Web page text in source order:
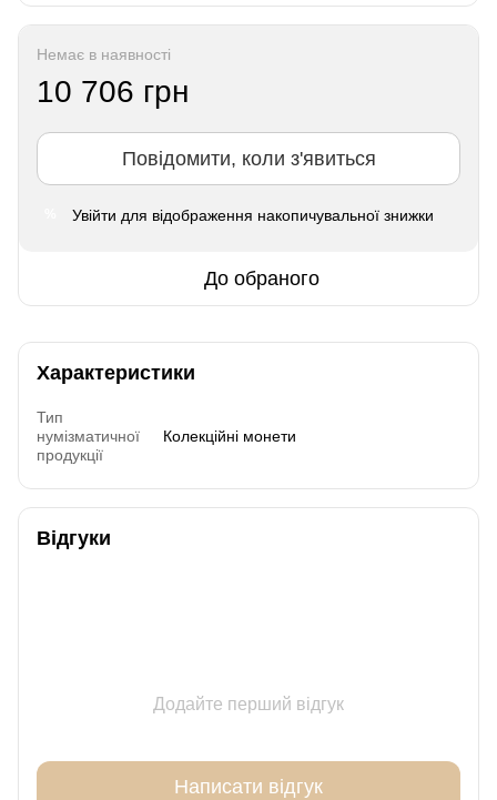
Немає в наявності
10 706 грн
Повідомити, коли з'явиться
Увійти для відображення накопичувальної знижки
До обраного
Характеристики
Тип
нумізматичної
продукції
Колекційні монети
Відгуки
Додайте перший відгук
Написати відгук